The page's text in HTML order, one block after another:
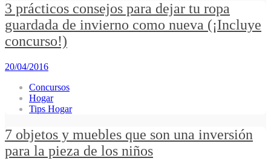
3 prácticos consejos para dejar tu ropa
guardada de invierno como nueva (¡Incluye
concurso!)
20/04/2016
Concursos
Hogar
Tips Hogar
7 objetos y muebles que son una inversión
para la pieza de los niños